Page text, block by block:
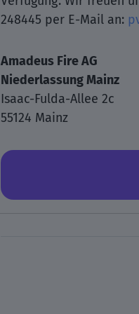
248445 per E-Mail an:
Amadeus Fire AG
Niederlassung Mainz
Isaac-Fulda-Allee 2c
55124 Mainz